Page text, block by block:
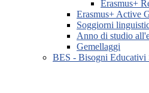
Erasmus+
Erasmus+ Active
Soggiorni
Anno di studio
Gemellaggi
BES - Bisogni Educativi